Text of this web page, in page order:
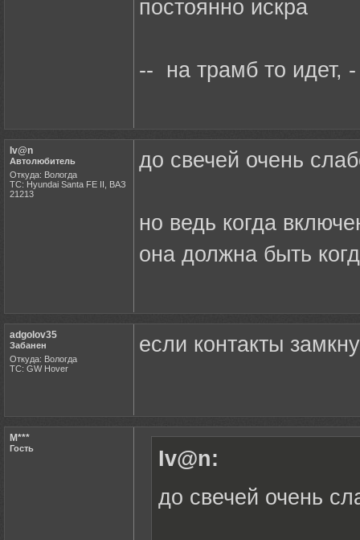
постоянно искра
-- на трамб то идет,
Iv@n
Автолюбитель
Откуда: Вологда
ТС: Hyundai Santa FE II, ВАЗ
21213
до свечей очень
но ведь когда
она должна быть
adgolov35
Забанен
Откуда: Вологда
ТС: GW Hover
если контакты
M***
Гость
Iv@n:
до свечей очень